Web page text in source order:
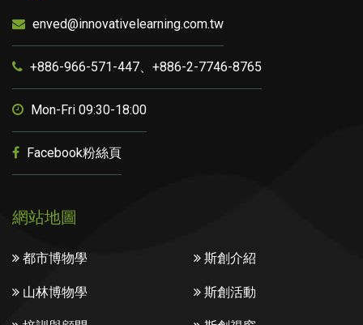
enved@innovativelearning.com.tw
+886-966-571-447、+886-2-7746-8765
Mon-Fri 09:30-18:00
Facebook粉絲頁
網站地圖
都市博物學
山林博物學
斯創介紹
斯創活動